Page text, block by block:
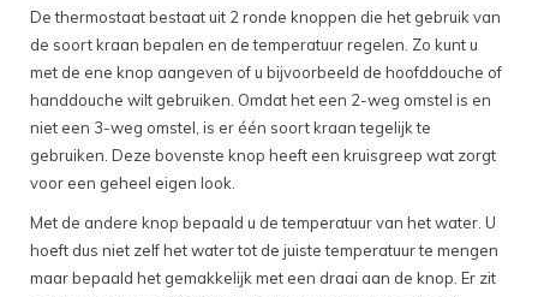
De thermostaat bestaat uit 2 ronde knoppen die het gebruik van
de soort kraan bepalen en de temperatuur regelen. Zo kunt u
met de ene knop aangeven of u bijvoorbeeld de hoofddouche of
handdouche wilt gebruiken. Omdat het een 2-weg omstel is en
niet een 3-weg omstel, is er één soort kraan tegelijk te
gebruiken. Deze bovenste knop heeft een kruisgreep wat zorgt
voor een geheel eigen look.
Met de andere knop bepaald u de temperatuur van het water. U
hoeft dus niet zelf het water tot de juiste temperatuur te mengen
maar bepaald het gemakkelijk met een draai aan de knop. Er zit